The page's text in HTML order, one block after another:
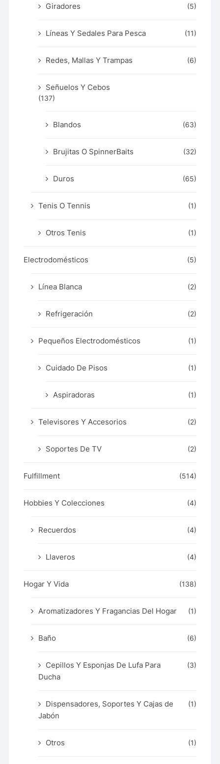
Giradores (5)
Líneas Y Sedales Para Pesca (11)
Redes, Mallas Y Trampas (6)
Señuelos Y Cebos
(137)
Blandos (63)
Brujitas O SpinnerBaits (32)
Duros (65)
Tenis O Tennis (1)
Otros Tenis (1)
Electrodomésticos (5)
Línea Blanca (2)
Refrigeración (2)
Pequeños Electrodomésticos (1)
Cuidado De Pisos (1)
Aspiradoras (1)
Televisores Y Accesorios (2)
Soportes De TV (2)
Fulfillment (514)
Hobbies Y Colecciones (4)
Recuerdos (4)
Llaveros (4)
Hogar Y Vida (138)
Aromatizadores Y Fragancias Del Hogar (1)
Baño (6)
Cepillos Y Esponjas De Lufa Para
Ducha
(3)
Dispensadores, Soportes Y Cajas de
Jabón
(1)
Otros (1)